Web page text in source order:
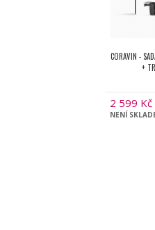
CORAVIN -
+
2 599 Kč
NENÍ